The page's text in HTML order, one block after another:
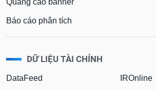
Báo cáo phân tích
DỮ LIỆU TÀI CHÍNH
DataFeed
IROnline